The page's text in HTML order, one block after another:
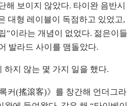
해 보이지 않았다. 타이완 음반시
대형 레이블이 독점하고 있었고,
”이라는 개념이 없었다. 젊은이들
발라드 사이를 맴돌았다.
하지 않는 몇 가지 일을 했다.
커(搖滾客)》를 창간해 언더그라